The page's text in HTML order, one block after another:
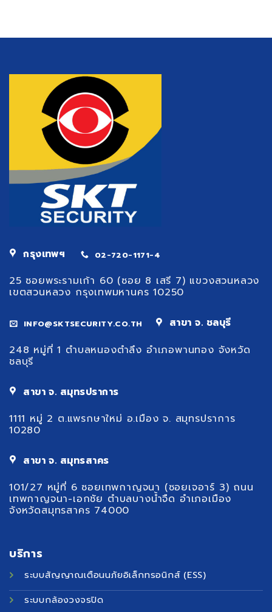
เศรษฐกิจ
น้อย
กรุงเทพฯ 02-720-1171-4
25 ซอยพระรามเก้า 60 (ซอย 8 เสรี 7) แขวงสวนหลวง
เขตสวนหลวง กรุงเทพมหานคร 10250
INFO@SKTSECURITY.CO.TH
สาขา จ. ชลบุรี
248 หมู่ที่ 1 ตำบลหนองตำลึง อำเภอพานทอง จังหวัด
ชลบุรี
สาขา จ. สมุทรปราการ
1111 หมู่ 2 ต.แพรกษาใหม่ อ.เมือง จ. สมุทรปราการ
10280
สาขา จ. สมุทรสาคร
101/27 หมู่ที่ 6 ซอยเทพกาญจนา (ซอยเจอาร์ 3) ถนน
เทพกาญจนา-เอกชัย ตำบลบางน้ำจืด อำเภอเมือง
จังหวัดสมุทรสาคร 74000
บริการ
ระบบสัญญาณเตือนนภัยอิเล็กทรอนิกส์ (ESS)
ระบบกล้องวงจรปิด